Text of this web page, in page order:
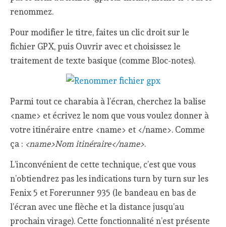
renommez.
Pour modifier le titre, faites un clic droit sur le
fichier GPX, puis Ouvrir avec et choisissez le
traitement de texte basique (comme Bloc-notes).
Parmi tout ce charabia à l’écran, cherchez la balise
<name> et écrivez le nom que vous voulez donner à
votre itinéraire entre <name> et </name>. Comme
ça : <name>Nom itinéraire</name>.
L’inconvénient de cette technique, c’est que vous
n’obtiendrez pas les indications turn by turn sur les
Fenix 5 et Forerunner 935 (le bandeau en bas de
l’écran avec une flèche et la distance jusqu’au
prochain virage). Cette fonctionnalité n’est présente